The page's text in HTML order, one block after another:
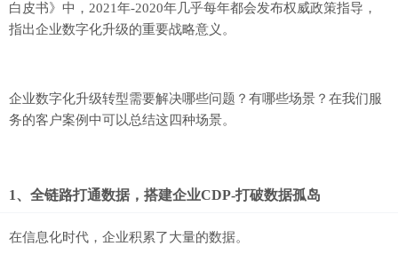
白皮书》中，2021年-2020年几乎每年都会发布权威政策指导，
指出企业数字化升级的重要战略意义。
企业数字化升级转型需要解决哪些问题？有哪些场景？在我们服
务的客户案例中可以总结这四种场景。
1、全链路打通数据，搭建企业CDP-打破数据孤岛
在信息化时代，企业积累了大量的数据。